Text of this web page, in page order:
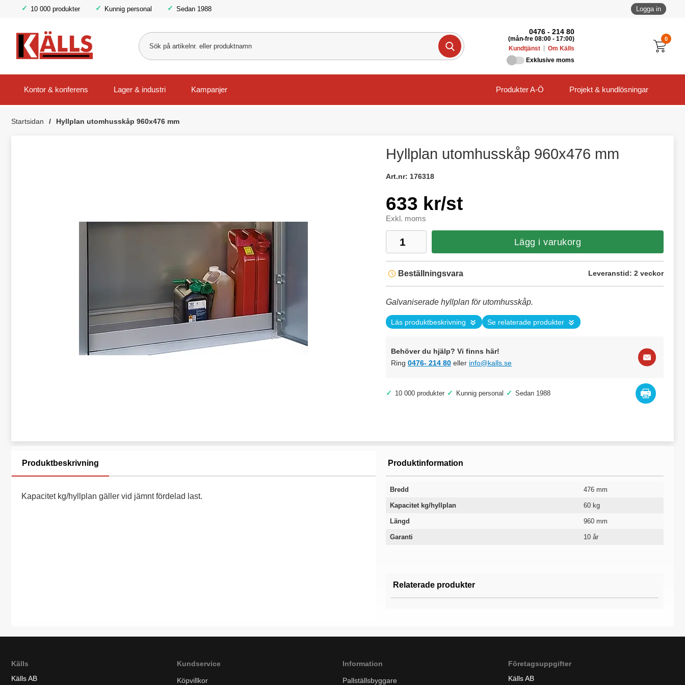
10 000 produkter Kunnig personal Sedan 1988 Logga in
0
0476 - 214 80
(mån-fre 08:00 - 17:00)
Kundtjänst
Om Källs
Exklusive moms
Kontor & konferens Lager & industri Kampanjer Produkter A-Ö Projekt & kundlösningar
Startsidan Hyllplan utomhusskåp 960x476 mm
Hyllplan utomhusskåp 960x476 mm
Art.nr: 176318
633 kr/st
Exkl. moms
Lägg i varukorg
Beställningsvara Leveranstid: 2 veckor
Galvaniserade hyllplan för utomhusskåp.
Läs produktbeskrivning Se relaterade produkter
Behöver du hjälp? Vi finns här!
Ring 0476- 214 80 eller info@kalls.se
✓ 10 000 produkter ✓ Kunnig personal ✓ Sedan 1988
Produktbeskrivning
Kapacitet kg/hyllplan gäller vid jämnt fördelad last.
Produktinformation
Bredd 476 mm
Kapacitet kg/hyllplan 60 kg
Längd 960 mm
Garanti 10 år
Relaterade produkter
Källs
Källs AB
Kundservice
Köpvillkor
Information
Pallställsbyggare
Företagsuppgifter
Källs AB